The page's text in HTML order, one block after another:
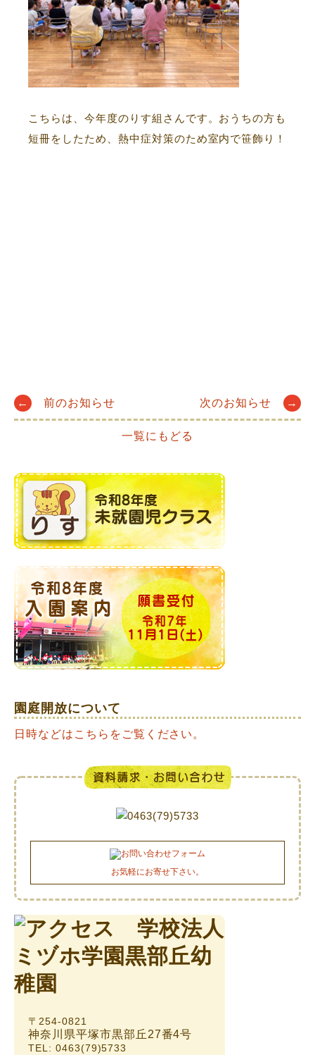
こちらは、今年度のりす組さんです。おうちの方も
短冊をしたため、熱中症対策のため室内で笹飾り！
Post
← 前のお知らせ 次のお知らせ →
一覧にもどる
園庭開放について
日時などはこちらをご覧ください。
お気軽にお寄せ下さい。
〒254-0821
神奈川県平塚市黒部丘27番4号
TEL: 0463(79)5733